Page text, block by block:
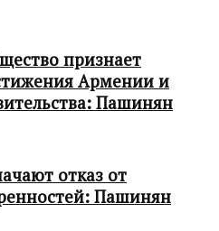
признает
Армении и
Пашинян
отказ от
Пашинян